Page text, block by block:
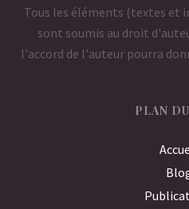
Tous les éléments (textes et
sont soumis au droit
l'accord de l'auteur pourra
PLAN